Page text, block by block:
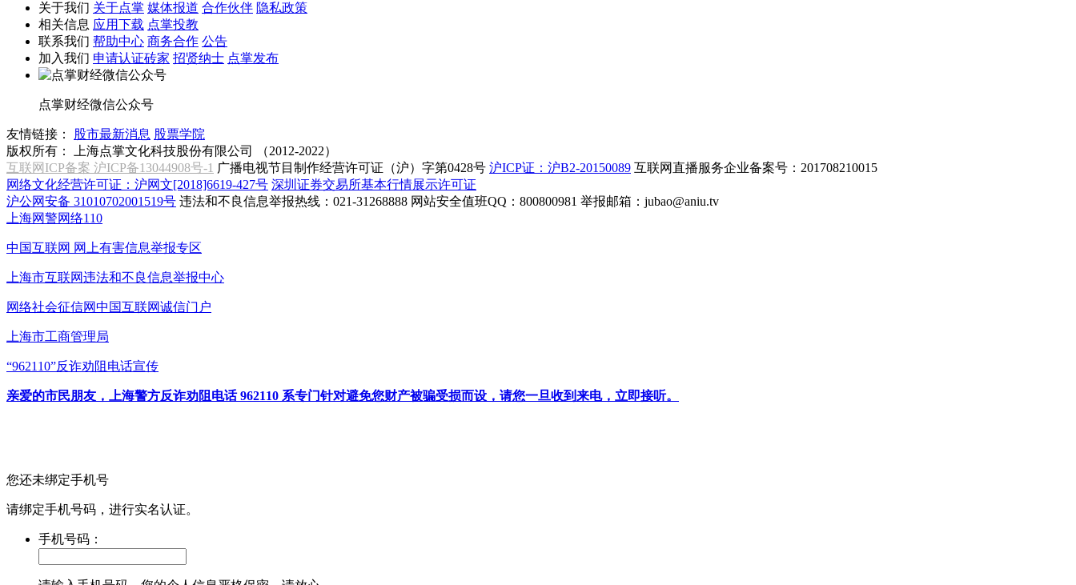
关于我们 关于点掌 媒体报道 合作伙伴 隐私政策
相关信息 应用下载 点掌投教
联系我们 帮助中心 商务合作 公告
加入我们 申请认证砖家 招贤纳士 点掌发布
点掌财经微信公众号
友情链接： 股市最新消息 股票学院
版权所有：
上海点掌文化科技股份有限公司 （2012-2022）
互联网ICP备案 沪ICP备13044908号-1 广播电视节目制作经营许可证（沪）字第0428号 沪ICP证：沪B2-20150089 互联网直播服务企业备案号：201708210015
网络文化经营许可证：沪网文[2018]6619-427号 深圳证券交易所基本行情展示许可证
沪公网安备 31010702001519号 违法和不良信息举报热线：021-31268888 网站安全值班QQ：800800981 举报邮箱： jubao@aniu.tv
上海网警网络110
中国互联网 网上有害信息举报专区
上海市互联网违法和不良信息举报中心
网络社会征信网中国互联网诚信门户
上海市工商管理局
“962110”反诈劝阻电话宣传
亲爱的市民朋友，上海警方反诈劝阻电话 962110 系专门针对避免您财产被骗受损而设，请您一旦收到来电，立即接听。
您还未绑定手机号
请绑定手机号码，进行实名认证。
手机号码：